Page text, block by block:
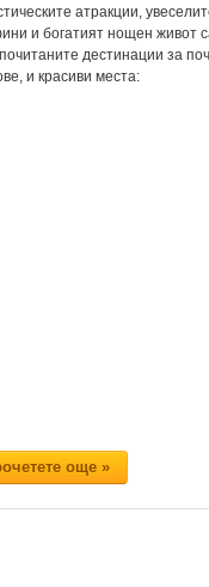
атракции,
и богатият нощен живот
дестинации за
и красиви места:
още »